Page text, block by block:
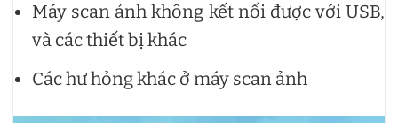
Máy scan ảnh không kết nối được với USB,
và các thiết bị khác
Các hư hỏng khác ở máy scan ảnh